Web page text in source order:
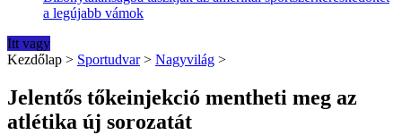
a legújabb vámok
Itt vagy
Kezdőlap > Sportudvar > Nagyvilág >
Jelentős tőkeinjekció mentheti meg az
atlétika új sorozatát